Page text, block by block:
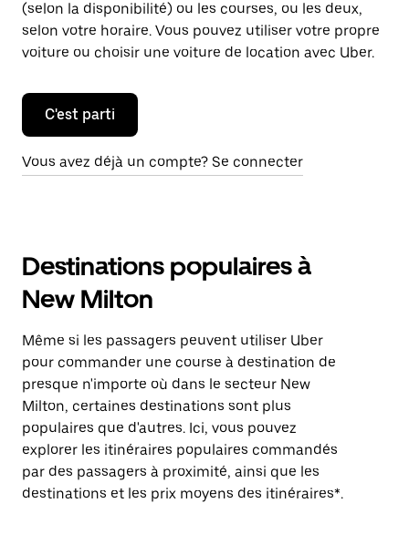
(selon la disponibilité) ou les courses, ou les deux,
selon votre horaire. Vous pouvez utiliser votre propre
voiture ou choisir une voiture de location avec Uber.
C'est parti
Vous avez déjà un compte? Se connecter
Destinations populaires à
New Milton
Même si les passagers peuvent utiliser Uber
pour commander une course à destination de
presque n'importe où dans le secteur New
Milton, certaines destinations sont plus
populaires que d'autres. Ici, vous pouvez
explorer les itinéraires populaires commandés
par des passagers à proximité, ainsi que les
destinations et les prix moyens des itinéraires*.